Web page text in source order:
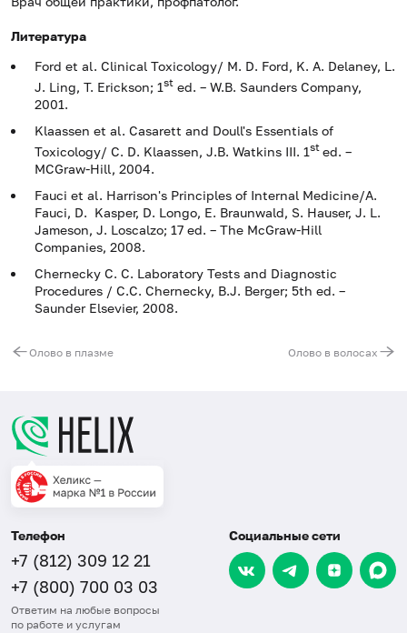
Литература
Ford et al. Clinical Toxicology/ M. D. Ford, K. A. Delaney, L.
J. Ling, T. Erickson; 1st ed. – W.B. Saunders Company,
2001.
Klaassen et al. Casarett and Doull's Essentials of
Toxicology/ C. D. Klaassen, J.B. Watkins III. 1st ed. –
MCGraw-Hill, 2004.
Fauci et al. Harrison's Principles of Internal Medicine/A.
Fauci, D. Kasper, D. Longo, E. Braunwald, S. Hauser, J. L.
Jameson, J. Loscalzo; 17 ed. – The McGraw-Hill
Companies, 2008.
Chernecky C. C. Laboratory Tests and Diagnostic
Procedures / С.С. Chernecky, В.J. Berger; 5th ed. –
Saunder Elsevier, 2008.
Олово в плазме Олово в волосах
Телефон
+7 (812) 309 12 21
+7 (800) 700 03 03
Ответим на любые вопросы
по работе и услугам
Социальные сети